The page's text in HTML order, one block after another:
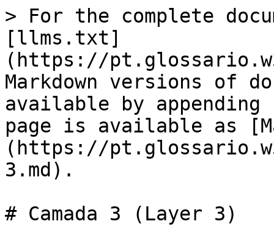
> For the complete
[llms.txt]
(https://
Markdown versions of
available by
page is available as
(https://
3.md).
# Camada 3 (Layer 3)